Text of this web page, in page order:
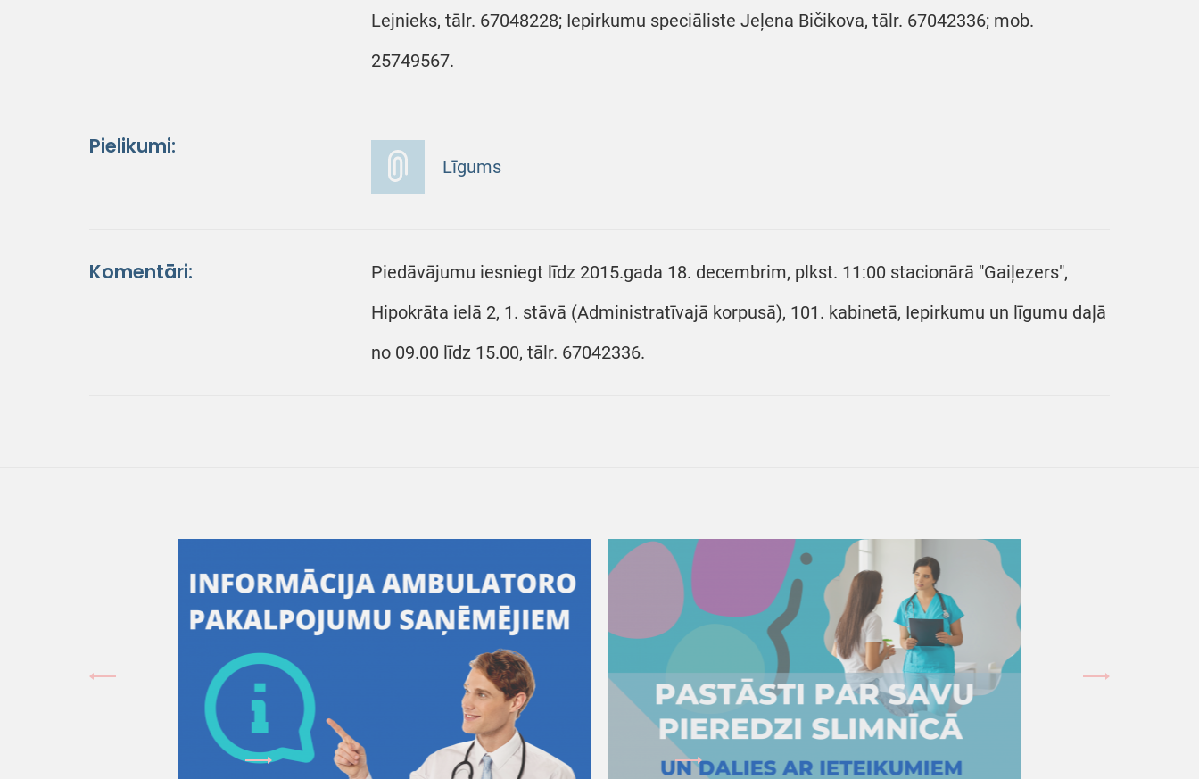
Lejnieks, tālr. 67048228; Iepirkumu speciāliste Jeļena Bičikova, tālr. 67042336; mob.
25749567.
Pielikumi:
Līgums
Komentāri:
Piedāvājumu iesniegt līdz 2015.gada 18. decembrim, plkst. 11:00 stacionārā "Gaiļezers",
Hipokrāta ielā 2, 1. stāvā (Administratīvajā korpusā), 101. kabinetā, Iepirkumu un līgumu daļā
no 09.00 līdz 15.00, tālr. 67042336.